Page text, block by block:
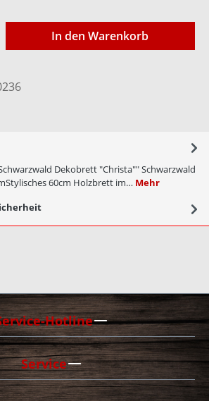
Gib den gewünschten
In den Warenkorb
Dekobrett "Christa"" Schwarzwald
60cm Holzbrett im… Mehr
Hotline
Service